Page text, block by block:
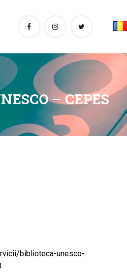
– CEPES
biblioteca-unesco-